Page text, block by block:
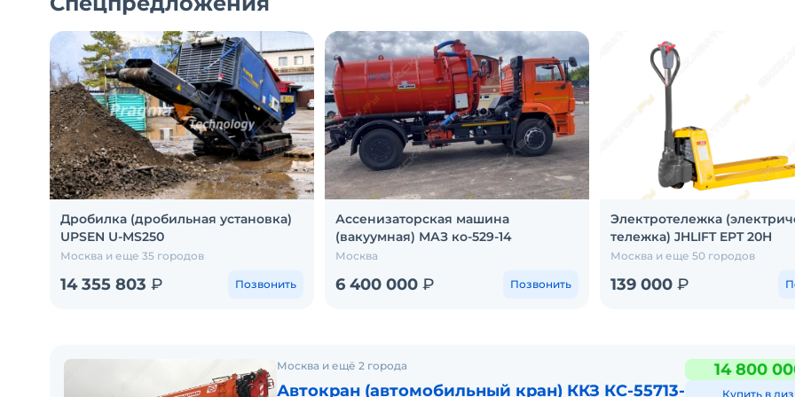
Дробилка (дробильная установка)
UPSEN U-MS250
Москва и еще 35 городов
14 355 803 ₽ Позвонить
Ассенизаторская машина
(вакуумная) МАЗ ко-529-14
Москва
6 400 000 ₽ Позвонить
Электротележка
тележка) JHLIFT EPT 20H
Москва и еще 50 городов
139 000 ₽
Москва и ещё 2 города
Автокран (автомобильный кран) ККЗ КС-55713-
14 800
Купить в